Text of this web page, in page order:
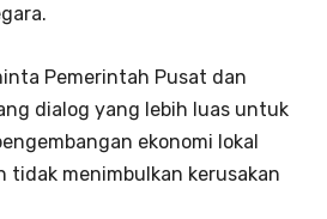
Pemerintah Pusat dan
dialog yang lebih luas untuk
ekonomi lokal
tidak menimbulkan kerusakan